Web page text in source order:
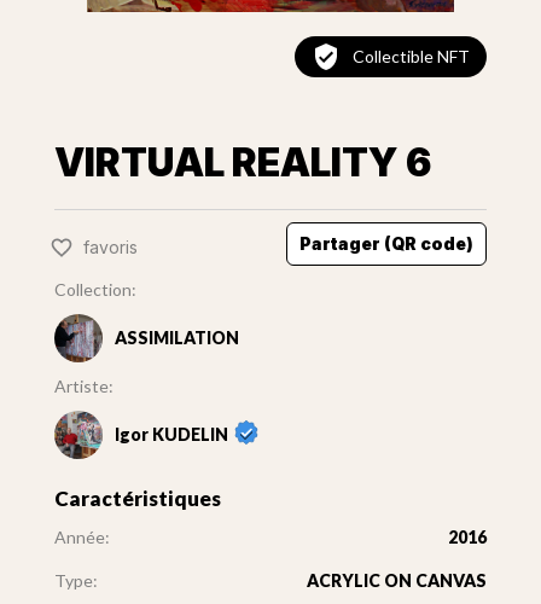
Collectible NFT
VIRTUAL REALITY 6
favoris Partager (QR code)
Collection:
ASSIMILATION
Artiste:
Igor KUDELIN
Caractéristiques
Année: 2016
Type: ACRYLIC ON CANVAS